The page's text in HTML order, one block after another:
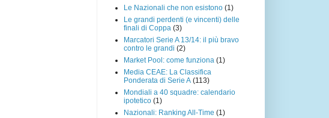
Le Nazionali che non esistono (1)
Le grandi perdenti (e vincenti) delle
finali di Coppa (3)
Marcatori Serie A 13/14: il più bravo
contro le grandi (2)
Market Pool: come funziona (1)
Media CEAE: La Classifica
Ponderata di Serie A (113)
Mondiali a 40 squadre: calendario
ipotetico (1)
Nazionali: Ranking All-Time (1)